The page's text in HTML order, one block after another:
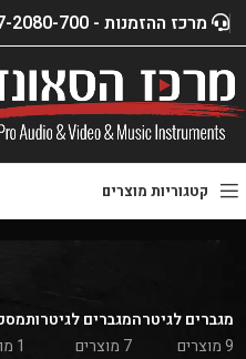
מרכז ההזמנות - 077-2080-700
קטגוריות מוצרים
מגברים לגיטרה
9 מוצרים
מגברים לגיטרות
7 מוצרים
1 מוצר